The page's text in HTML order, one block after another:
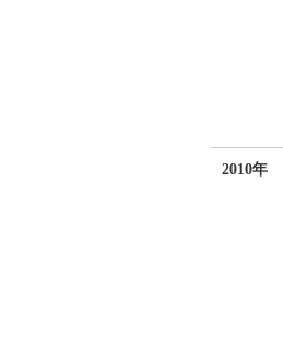
2010年